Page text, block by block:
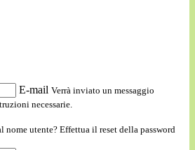
E-mail Verrà inviato un messaggio
necessarie.
nome utente? Effettua il reset della password